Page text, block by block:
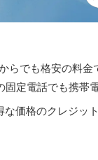
らでも格安の料金
固定電話でも携帯
な価格のクレジッ